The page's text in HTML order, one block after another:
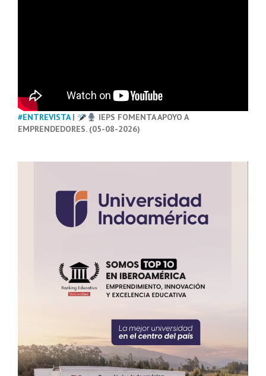
#ENTREVISTA|
IEPS FOMENTA APOYO A
EMPRENDEDORES. (05-08-2026)